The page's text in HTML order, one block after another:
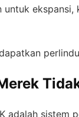
sistem